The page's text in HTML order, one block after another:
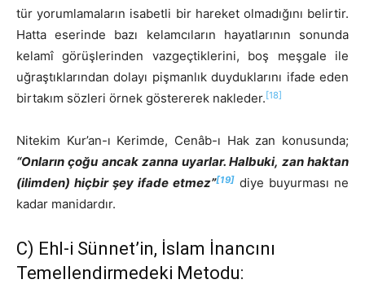
tür yorumlamaların isabetli bir hareket olmadığını belirtir.
Hatta eserinde bazı kelamcıların hayatlarının sonunda
kelamî görüşlerinden vazgeçtiklerini, boş meşgale ile
uğraştıklarından dolayı pişmanlık duyduklarını ifade eden
birtakım sözleri örnek göstererek nakleder.[18]
Nitekim Kur’an-ı Kerimde, Cenâb-ı Hak zan konusunda;
“Onların çoğu ancak zanna uyarlar. Halbuki, zan haktan
(ilimden) hiçbir şey ifade etmez”[19] diye buyurması ne
kadar manidardır.
C) Ehl-i Sünnet’in, İslam İnancını
Temellendirmedeki Metodu: